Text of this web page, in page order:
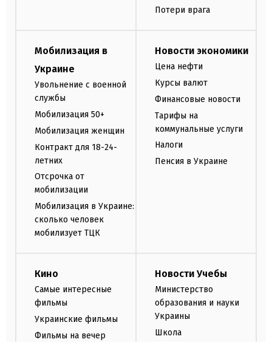
Потери врага
Мобилизация в
Украине
Увольнение с военной
службы
Мобилизация 50+
Мобилизация женщин
Контракт для 18-24-
летних
Отсрочка от
мобилизации
Мобилизация в Украине:
сколько человек
мобилизует ТЦК
Новости экономики
Цена нефти
Курсы валют
Финансовые новости
Тарифы на
коммунальные услуги
Налоги
Пенсия в Украине
Кино
Самые интересные
фильмы
Украинские фильмы
Фильмы на вечер
Новости Учебы
Министерство
образования и науки
Украины
Школа